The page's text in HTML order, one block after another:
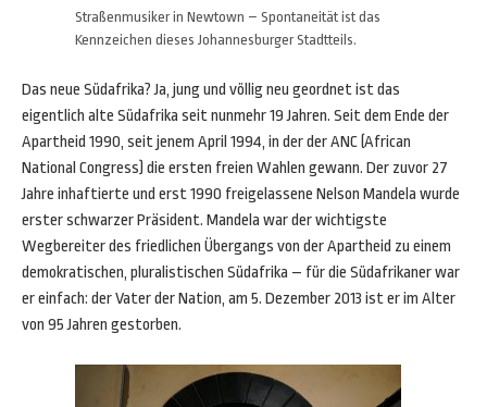
Straßenmusiker in Newtown – Spontaneität ist das
Kennzeichen dieses Johannesburger Stadtteils.
Das neue Südafrika? Ja, jung und völlig neu geordnet ist das
eigentlich alte Südafrika seit nunmehr 19 Jahren. Seit dem Ende der
Apartheid 1990, seit jenem April 1994, in der der ANC (African
National Congress) die ersten freien Wahlen gewann. Der zuvor 27
Jahre inhaftierte und erst 1990 freigelassene Nelson Mandela wurde
erster schwarzer Präsident. Mandela war der wichtigste
Wegbereiter des friedlichen Übergangs von der Apartheid zu einem
demokratischen, pluralistischen Südafrika – für die Südafrikaner war
er einfach: der Vater der Nation, am 5. Dezember 2013 ist er im Alter
von 95 Jahren gestorben.